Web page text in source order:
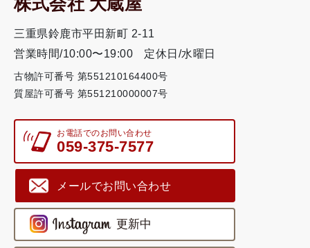
株式会社 大蔵屋
三重県鈴鹿市平田新町 2-11
営業時間/10:00〜19:00
定休日/水曜日
古物許可番号 第551210164400号
質屋許可番号 第551210000007号
お電話でのお問い合わせ
059-375-7577
メールでお問い合わせ